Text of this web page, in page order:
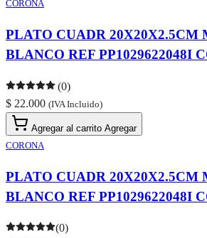
CORONA
PLATO CUADR 20X20X2.5CM
BLANCO REF PP1029622048I
(0)
$ 22.000 (IVA Incluido)
Agregar al carrito Agregar
CORONA
PLATO CUADR 20X20X2.5CM
BLANCO REF PP1029622048I
(0)